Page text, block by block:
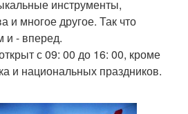
инструменты,
и многое другое. Так что
и - вперед.
с 09: 00 до 16: 00, кроме
и национальных праздников.